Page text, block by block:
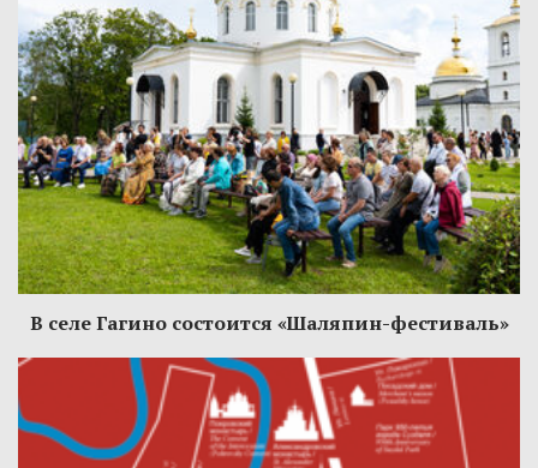
В селе Гагино состоится «Шаляпин-фестиваль»